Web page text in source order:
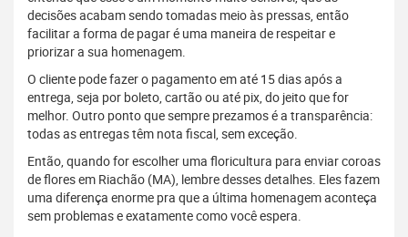
decisões acabam sendo tomadas meio às pressas, então
facilitar a forma de pagar é uma maneira de respeitar e
priorizar a sua homenagem.
O cliente pode fazer o pagamento em até 15 dias após a
entrega, seja por boleto, cartão ou até pix, do jeito que for
melhor. Outro ponto que sempre prezamos é a transparência:
todas as entregas têm nota fiscal, sem exceção.
Então, quando for escolher uma floricultura para enviar coroas
de flores em Riachão (MA), lembre desses detalhes. Eles fazem
uma diferença enorme pra que a última homenagem aconteça
sem problemas e exatamente como você espera.